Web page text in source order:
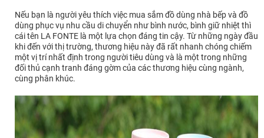
Nếu bạn là người yêu thích việc mua sắm đồ dùng nhà bếp và đồ
dùng phục vụ nhu cầu di chuyển như bình nước, bình giữ nhiệt thì
cái tên LA FONTE là một lựa chọn đáng tin cậy. Từ những ngày đầu
khi đến với thị trường, thương hiệu này đã rất nhanh chóng chiếm
một vị trí nhất định trong người tiêu dùng và là một trong những
đối thủ cạnh tranh đáng gờm của các thương hiệu cùng ngành,
cùng phân khúc.